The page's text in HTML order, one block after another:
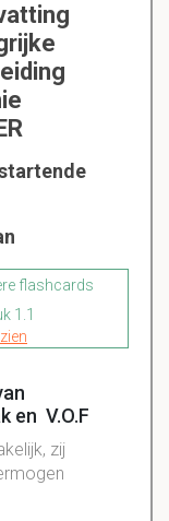
flashcards
1.1
en V.O.F
zij